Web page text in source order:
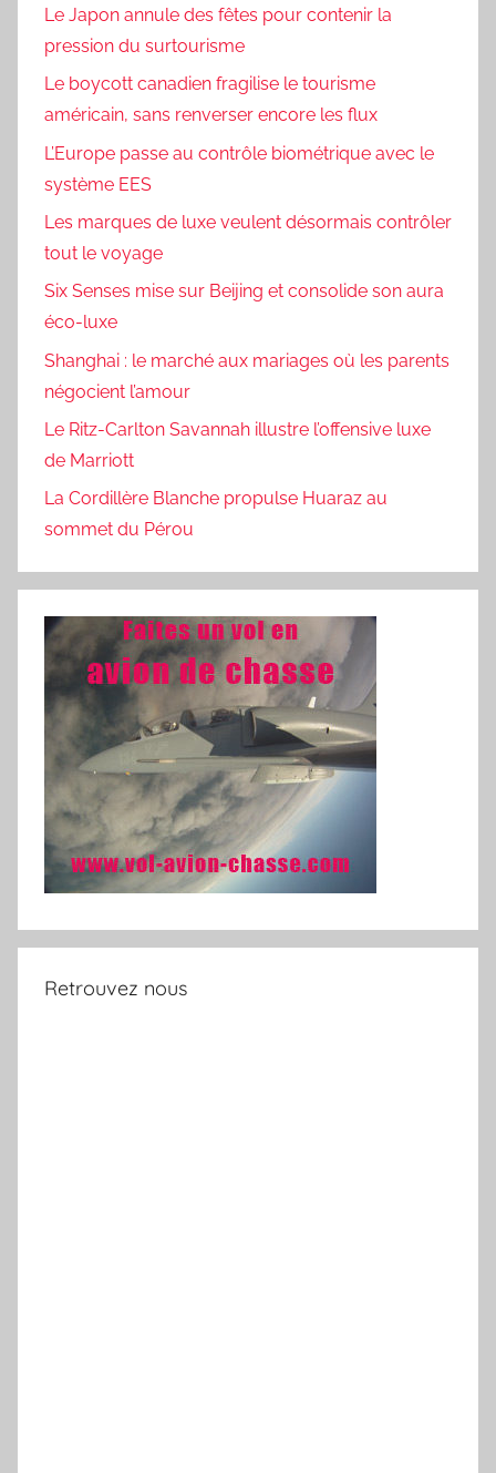
Le Japon annule des fêtes pour contenir la
pression du surtourisme
Le boycott canadien fragilise le tourisme
américain, sans renverser encore les flux
L’Europe passe au contrôle biométrique avec le
système EES
Les marques de luxe veulent désormais contrôler
tout le voyage
Six Senses mise sur Beijing et consolide son aura
éco-luxe
Shanghai : le marché aux mariages où les parents
négocient l’amour
Le Ritz-Carlton Savannah illustre l’offensive luxe
de Marriott
La Cordillère Blanche propulse Huaraz au
sommet du Pérou
Retrouvez nous